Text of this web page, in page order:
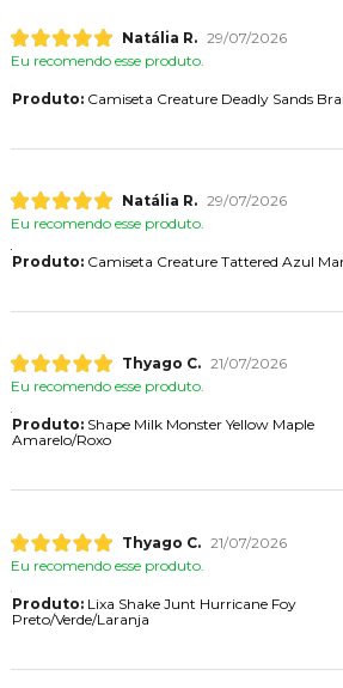
Natália R. 29/07/2026
Eu recomendo esse produto.
Produto:Camiseta Creature Deadly Sands
Natália R. 29/07/2026
Eu recomendo esse produto.
Produto:Camiseta Creature Tattered Azul
Thyago C. 21/07/2026
Eu recomendo esse produto.
Produto:Shape Milk Monster Yellow Maple
Amarelo/Roxo
Thyago C. 21/07/2026
Eu recomendo esse produto.
Produto:Lixa Shake Junt Hurricane Foy
Preto/Verde/Laranja